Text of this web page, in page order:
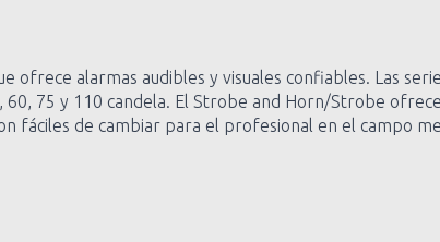
alarmas audibles y visuales confiables. Las
75 y 110 candela. El Strobe and Horn/Strobe
fáciles de cambiar para el profesional en el campo